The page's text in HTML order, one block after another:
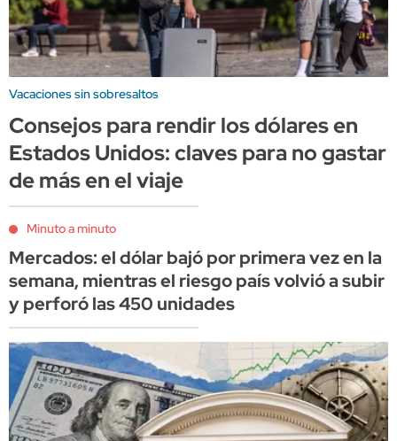
Vacaciones sin sobresaltos
Consejos para rendir los dólares en
Estados Unidos: claves para no gastar
de más en el viaje
Minuto a minuto
Mercados: el dólar bajó por primera vez en la
semana, mientras el riesgo país volvió a subir
y perforó las 450 unidades